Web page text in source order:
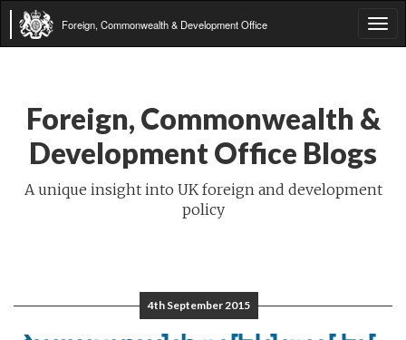
Foreign, Commonwealth & Development Office
Foreign, Commonwealth &
Development Office Blogs
A unique insight into UK foreign and development
policy
4th September 2015